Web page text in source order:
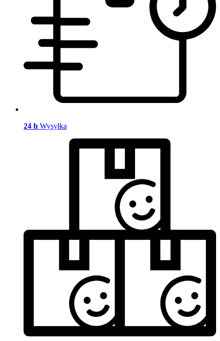
24 h Wysyłka